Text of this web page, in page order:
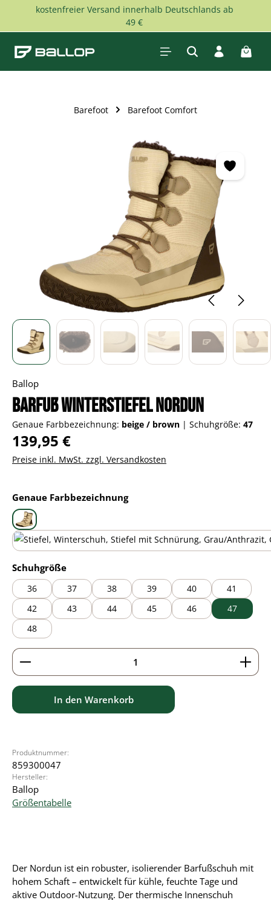
Zum Hauptinhalt springen
kostenfreier Versand innerhalb Deutschlands ab
49 €
Barefoot Barefoot Comfort
Ballop
Barfuß Winterstiefel Nordun
Genaue Farbbezeichnung: beige / brown | Schuhgröße: 47
Regulärer Preis:
139,95 €
Preise inkl. MwSt. zzgl. Versandkosten
Genaue Farbbezeichnungauswählen
beige / brown
Schuhgrößeauswählen
36 37 38 39 40
41
42
43 44 45 46
47
48
Produkt Anzahl: Gib den gewünschten Wert ein
In den Warenkorb
Produktnummer:
859300047
Hersteller:
Ballop
Größentabelle
Der Nordun ist ein robuster, isolierender Barfußschuh mit
hohem Schaft – entwickelt für kühle, feuchte Tage und
aktive Outdoor-Nutzung. Der thermische Innenschuh